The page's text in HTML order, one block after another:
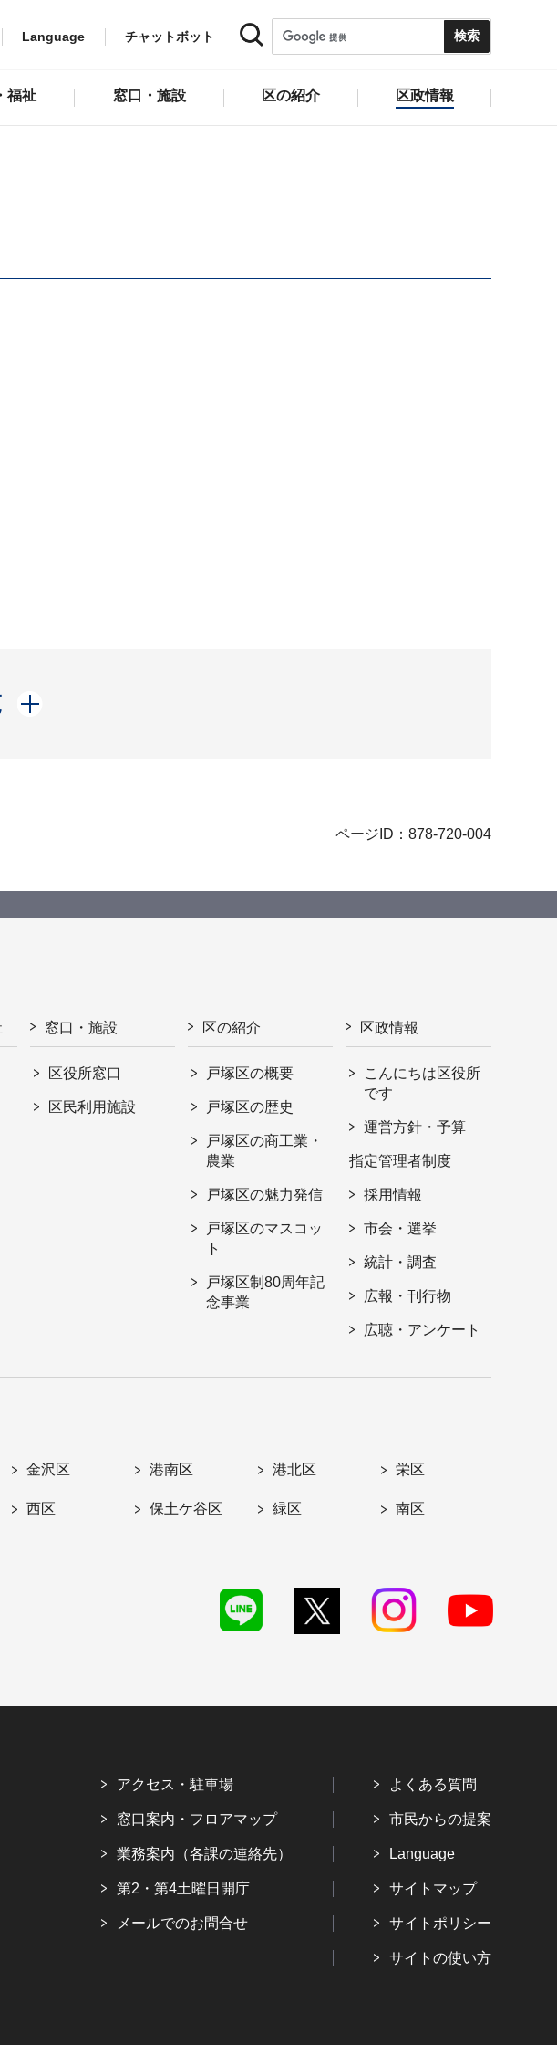
Language チャットボット
福祉 窓口・施設 区の紹介 区政情報
ページID：878-720-004
窓口・施設
区役所窓口
区民利用施設
区の紹介
戸塚区の概要
戸塚区の歴史
戸塚区の商工業・
農業
戸塚区の魅力発信
戸塚区のマスコッ
ト
戸塚区制80周年記
念事業
区政情報
こんにちは区役所
です
運営方針・予算
指定管理者制度
採用情報
市会・選挙
統計・調査
広報・刊行物
広聴・アンケート
金沢区 港南区 港北区 栄区
西区 保土ケ谷区 緑区 南区
アクセス・駐車場
窓口案内・フロアマップ
業務案内（各課の連絡先）
第2・第4土曜日開庁
メールでのお問合せ
よくある質問
市民からの提案
Language
サイトマップ
サイトポリシー
サイトの使い方